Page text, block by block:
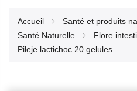
Accueil
Santé et produits
Santé Naturelle
Flore
Pileje lactichoc 20 gelules